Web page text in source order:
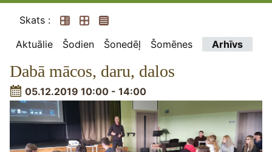
Skats :
Aktuālie
Šodien Šonedēļ Šomēnes Arhīvs
Dabā mācos, daru, dalos
05.12.2019 10:00 - 14:00